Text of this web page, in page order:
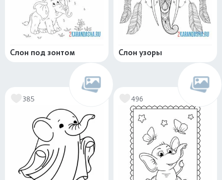
Слон под зонтом Слон узоры
385 496